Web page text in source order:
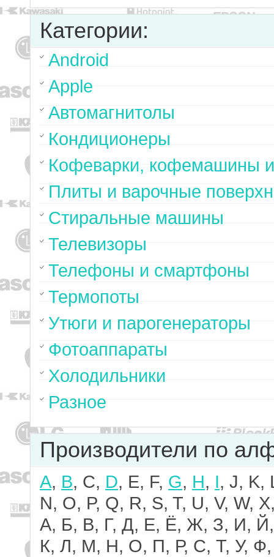
Категории:
Android
Apple
Автомагнитолы
Кондиционеры
Кофеварки, кофемашины
Плиты и варочные
Стиральные машины
Телевизоры
Телефоны и смартфоны
Термопоты
Утюги и парогенераторы
Фотоаппараты
Холодильники
Разное
Производители по
A, B, C, D, E, F, G, H, I, J, K,
N, O, P, Q, R, S, T, U, V, W,
А, Б, В, Г, Д, Е, Ё, Ж, З, И, Й,
К, Л, М, Н, О, П, Р, С, Т, У, Ф,